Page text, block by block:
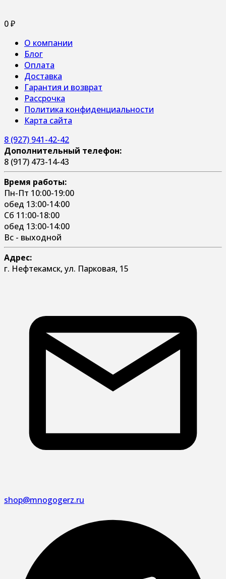
0₽
О компании
Блог
Оплата
Доставка
Гарантия и возврат
Рассрочка
Политика конфиденциальности
Карта сайта
8 (927) 941-42-42
Дополнительный телефон:
8 (917) 473-14-43
Время работы:
Пн-Пт 10:00-19:00
обед 13:00-14:00
Сб 11:00-18:00
обед 13:00-14:00
Вс - выходной
Адрес:
г. Нефтекамск, ул. Парковая, 15
shop@mnogogerz.ru